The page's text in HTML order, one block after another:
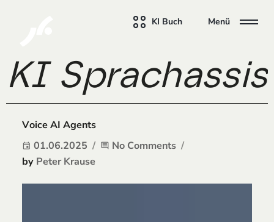
KI Buch Menü
KI
Voice AI Agents
event 01.06.2025 comment No Comments
by Peter Krause